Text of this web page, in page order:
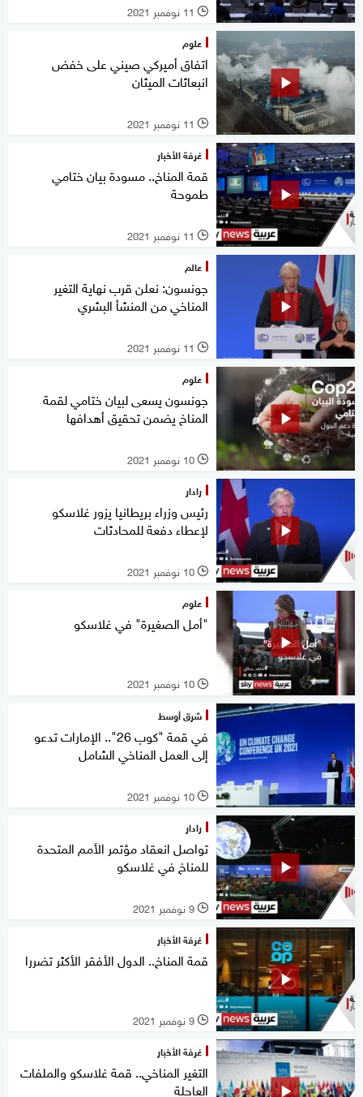
l 11 نوفمبر 2021
علوم
اتفاق أميركي صيني على خفض
انبعاثات الميثان
l 11 نوفمبر 2021
غرفة الأخبار
قمة المناخ.. مسودة بيان ختامي
طموحة
l 11 نوفمبر 2021
عالم
جونسون: نعلن قرب نهاية التغير
المناخي من المنشأ البشري
l 11 نوفمبر 2021
علوم
جونسون يسعى لبيان ختامي لقمة
المناخ يضمن تحقيق أهدافها
l 10 نوفمبر 2021
رادار
رئيس وزراء بريطانيا يزور غلاسكو
لإعطاء دفعة للمحادثات
l 10 نوفمبر 2021
علوم
"أمل الصغيرة" في غلاسكو
l 10 نوفمبر 2021
شرق أوسط
في قمة "كوب 26".. الإمارات تدعو
إلى العمل المناخي الشامل
l 10 نوفمبر 2021
رادار
تواصل انعقاد مؤتمر الأمم المتحدة
للمناخ في غلاسكو
l 9 نوفمبر 2021
غرفة الأخبار
قمة المناخ.. الدول الأفقر الأكثر تضررا
l 9 نوفمبر 2021
غرفة الأخبار
التغير المناخي.. قمة غلاسكو والملفات
العاجلة